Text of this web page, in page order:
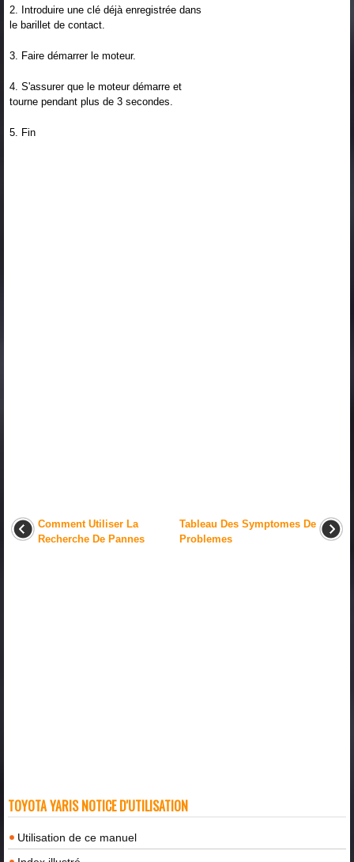
2. Introduire une clé déjà enregistrée dans
le barillet de contact.
3. Faire démarrer le moteur.
4. S'assurer que le moteur démarre et
tourne pendant plus de 3 secondes.
5. Fin
Comment Utiliser La
Recherche De Pannes
Tableau Des Symptomes De
Problemes
TOYOTA YARIS NOTICE D'UTILISATION
Utilisation de ce manuel